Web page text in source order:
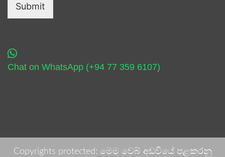
Submit
Chat on WhatsApp (+94 77 359 6107)
Copyrights protected: මෙම වෙබ් අඩවියේ පළකරනු